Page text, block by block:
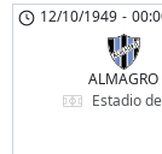
12/10/1949 -
ALMAGRO
Estadio